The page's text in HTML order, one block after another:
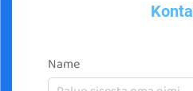
Name